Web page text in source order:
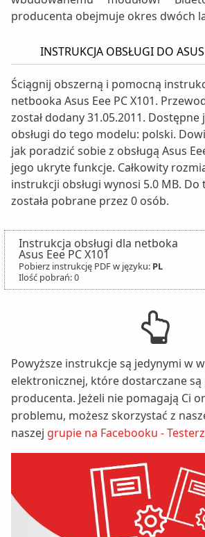
producenta obejmuje okres dwóch
INSTRUKCJA OBSŁUGI DO
Ściągnij obszerną i pomocną
netbooka Asus Eee PC X101.
został dodany 31.05.2011.
obsługi do tego modelu: polski.
jak poradzić sobie z obsługą Asus
jego ukryte funkcje. Całkowity
instrukcji obsługi wynosi 5.0 MB.
została pobrane przez 0 osób.
Instrukcja obsługi dla netboka
Asus Eee PC X101
Pobierz instrukcję PDF w języku: PL
Ilość pobrań: 0
Powyższe instrukcje są jedynymi w
elektronicznej, które dostarczane są
producenta. Jeżeli nie pomagają Ci
problemu, możesz skorzystać z
naszej grupie na Facebooku -